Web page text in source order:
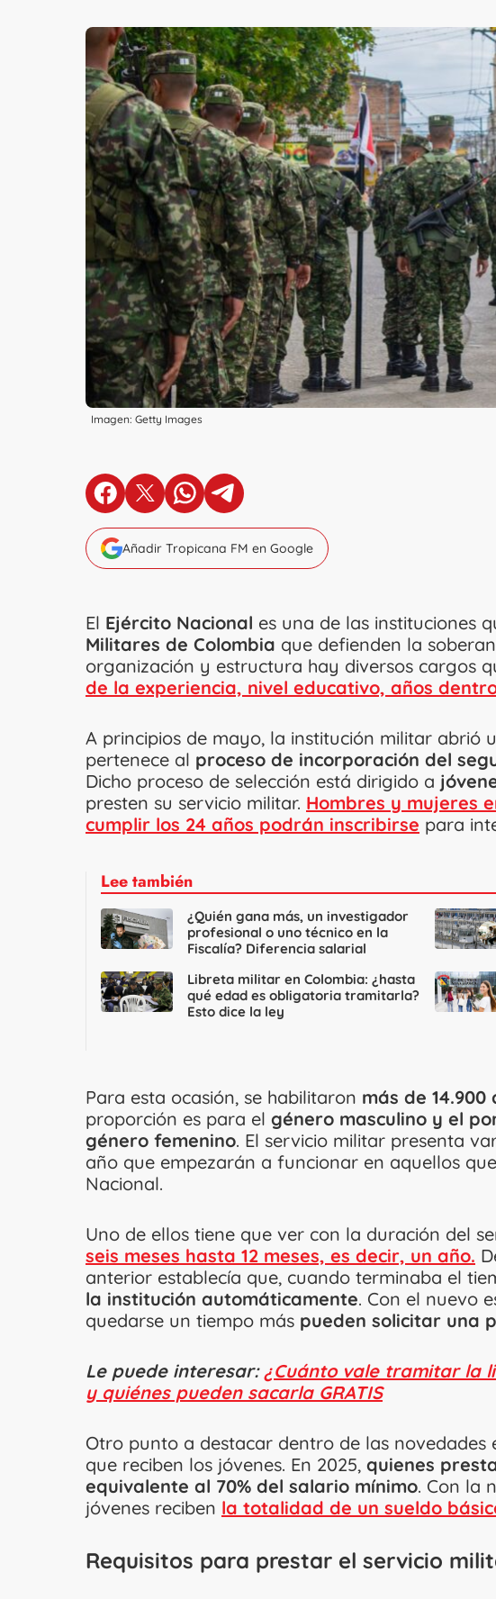
Imagen: Getty Images
en Facebook
en X en Whatsapp
en Telegram
Añadir Tropicana FM en Google
El Ejército Nacional es una de las instituciones
Militares de Colombia que defienden la
organización y estructura hay diversos cargos
de la experiencia, nivel educativo, años
A principios de mayo, la institución militar abrió
pertenece al proceso de incorporación del
Dicho proceso de selección está dirigido a
presten su servicio militar. Hombres y mujeres
cumplir los 24 años podrán inscribirse para
Lee también
¿Quién gana más, un investigador
profesional o uno técnico en la
Fiscalía? Diferencia salarial
Libreta militar en Colombia: ¿hasta
qué edad es obligatoria tramitarla?
Esto dice la ley
Para esta ocasión, se habilitaron más de 14.900
proporción es para el género masculino y el
género femenino. El servicio militar presenta
año que empezarán a funcionar en aquellos
Nacional.
Uno de ellos tiene que ver con la duración del
seis meses hasta 12 meses, es decir, un año.
anterior establecía que, cuando terminaba el
la institución automáticamente. Con el nuevo
quedarse un tiempo más pueden solicitar una
Le puede interesar: ¿Cuánto vale tramitar la
y quiénes pueden sacarla GRATIS
Otro punto a destacar dentro de las novedades
que reciben los jóvenes. En 2025, quienes
equivalente al 70% del salario mínimo. Con la
jóvenes reciben la totalidad de un sueldo
Requisitos para prestar el servicio